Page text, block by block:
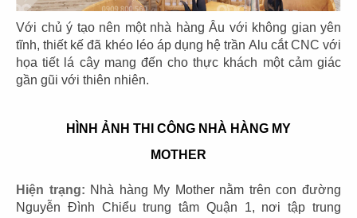
Với chủ ý tạo nên một nhà hàng Âu với không gian yên
tĩnh, thiết kế đã khéo léo áp dụng hệ trần Alu cắt CNC với
họa tiết lá cây mang đến cho thực khách một cảm giác
gần gũi với thiên nhiên.
HÌNH ẢNH THI CÔNG NHÀ HÀNG MY
MOTHER
Hiện trạng: Nhà hàng My Mother nằm trên con đường
Nguyễn Đình Chiểu trung tâm Quận 1, nơi tập trung
Chủ đầu tư: Công ty Festina Lente
Diện tích: 409m2
Địa điểm: Đường Nguyễn Thị Đinh, TP. Quy Nhơn,
Tỉnh Bình Định